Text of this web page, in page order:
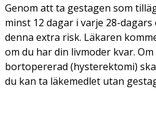
Genom att ta gestagen som
minst 12 dagar i varje 28-
denna extra risk. Läkaren
om du har din livmoder kvar.
bortopererad (hysterektomi)
du kan ta läkemedlet utan